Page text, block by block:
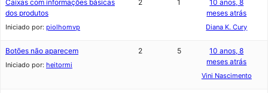
Caixas com informações básicas
dos produtos
Iniciado por: piolhomvp
2 1
10 anos, 8
meses atrás
Diana K. Cury
Botões não aparecem
Iniciado por: heitormi
2 5
10 anos, 8
meses atrás
Vini Nascimento